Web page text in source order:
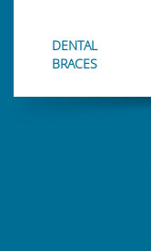
DENTAL
BRACES